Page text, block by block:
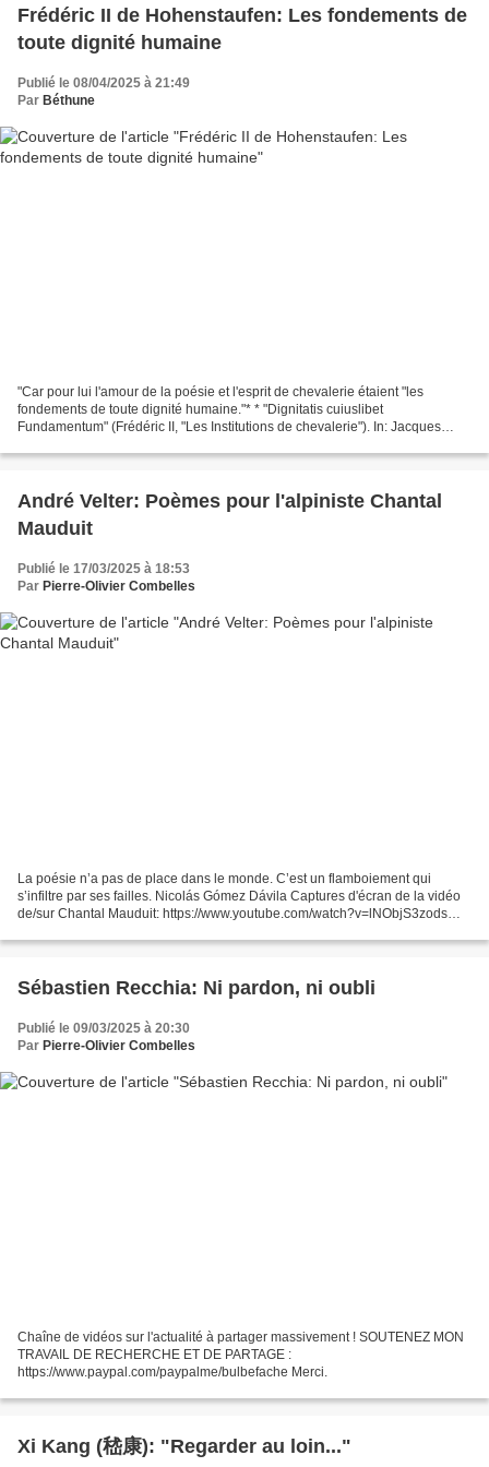
Frédéric II de Hohenstaufen: Les fondements de
toute dignité humaine
Publié le 08/04/2025 à 21:49
Par Béthune
"Car pour lui l'amour de la poésie et l'esprit de chevalerie étaient "les
fondements de toute dignité humaine."* * "Dignitatis cuiuslibet
Fundamentum" (Frédéric II, "Les Institutions de chevalerie"). In: Jacques
André Velter: Poèmes pour l'alpiniste Chantal
Mauduit
Publié le 17/03/2025 à 18:53
Par Pierre-Olivier Combelles
La poésie n’a pas de place dans le monde. C’est un flamboiement qui
s’infiltre par ses failles. Nicolás Gómez Dávila Captures d'écran de la vidéo
de/sur Chantal Mauduit: https://www.youtube.com/watch?v=lNObjS3zods
Sébastien Recchia: Ni pardon, ni oubli
Publié le 09/03/2025 à 20:30
Par Pierre-Olivier Combelles
Chaîne de vidéos sur l'actualité à partager massivement ! SOUTENEZ MON
TRAVAIL DE RECHERCHE ET DE PARTAGE :
https://www.paypal.com/paypalme/bulbefache Merci.
Xi Kang (嵇康): "Regarder au loin..."